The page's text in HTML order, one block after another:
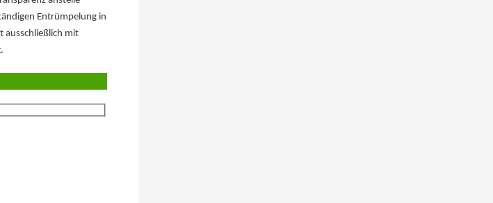
Entrümpelung in
ausschließlich mit